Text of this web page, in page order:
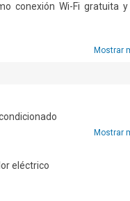
conexión Wi-Fi gratuita y
Para mayor
sauna compartida y
para coches eléctricos y
Mostrar
Mostrar
eléctrico